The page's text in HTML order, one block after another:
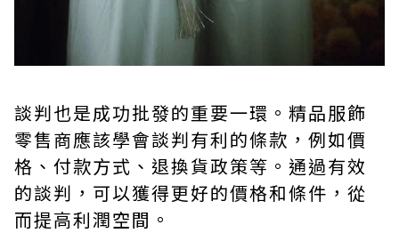
談判也是成功批發的重要一環。精品服飾
零售商應該學會談判有利的條款，例如價
格、付款方式、退換貨政策等。通過有效
的談判，可以獲得更好的價格和條件，從
而提高利潤空間。